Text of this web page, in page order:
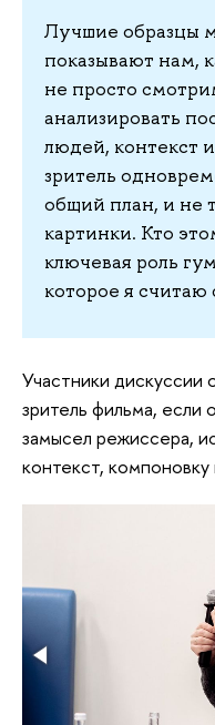
Лучшие образцы
показывают нам,
не просто
анализировать
людей, контекст
зритель
общий план, и не
картинки. Кто
ключевая роль
которое я
Участники дискуссии
зритель фильма, если
замысел режиссера,
контекст, компоновку